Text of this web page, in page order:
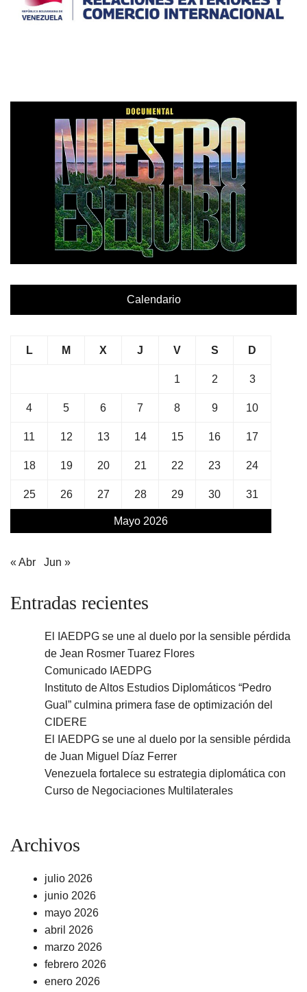
Calendario
Mayo 2026
L M X J V S D
1 2 3
4 5 6 7 8 9 10
11 12 13 14 15 16 17
18 19 20 21 22 23 24
25 26 27 28 29 30 31
« Abr Jun »
Entradas recientes
El IAEDPG se une al duelo por la sensible pérdida
de Jean Rosmer Tuarez Flores
Comunicado IAEDPG
Instituto de Altos Estudios Diplomáticos “Pedro
Gual” culmina primera fase de optimización del
CIDERE
El IAEDPG se une al duelo por la sensible pérdida
de Juan Miguel Díaz Ferrer
Venezuela fortalece su estrategia diplomática con
Curso de Negociaciones Multilaterales
Archivos
julio 2026
junio 2026
mayo 2026
abril 2026
marzo 2026
febrero 2026
enero 2026